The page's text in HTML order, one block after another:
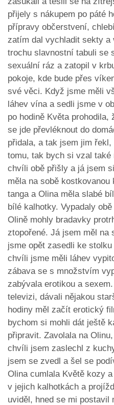
přijely s nákupem po páté
přípravy občerstvení,
zatím dal vychladit sekty a
trochu slavnostní tabuli se
sexuální ráz a zatopil v
pokoje, kde bude přes
své věci. Když jsme měli
láhev vína a sedli jsme v
po hodině Květa
se jde převléknout do
přidala, a tak jsem jim
tomu, tak bych si vzal také
chvíli obě přišly a já jsem
měla na sobě
tanga a Olina měla slabé
bílé kalhotky. Vypadaly
Olině mohly bradavky
ztopořené. Já jsem měl na
jsme opět zasedli ke
chvíli jsme měli láhev
zábava se s množstvím
zabývala erotikou a
televizi, dávali nějakou
hodiny měl začít erotický
bychom si mohli dát ještě
připravit. Zavolala na
chvíli jsem zaslechl z
jsem se zvedl a šel se
Olina cumlala Květě kozy
v jejich kalhotkách a
uviděl, hned se mi